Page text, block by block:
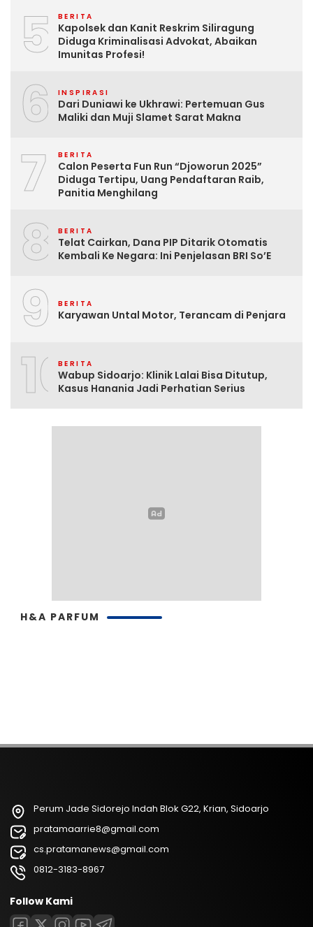
5 BERITA
Kapolsek dan Kanit Reskrim Siliragung
Diduga Kriminalisasi Advokat, Abaikan
Imunitas Profesi!
6 INSPIRASI
Dari Duniawi ke Ukhrawi: Pertemuan Gus
Maliki dan Muji Slamet Sarat Makna
7 BERITA
Calon Peserta Fun Run “Djoworun 2025”
Diduga Tertipu, Uang Pendaftaran Raib,
Panitia Menghilang
8 BERITA
Telat Cairkan, Dana PIP Ditarik Otomatis
Kembali Ke Negara: Ini Penjelasan BRI So’E
9 BERITA
Karyawan Untal Motor, Terancam di Penjara
10BERITA
Wabup Sidoarjo: Klinik Lalai Bisa Ditutup,
Kasus Hanania Jadi Perhatian Serius
H&A PARFUM
Perum Jade Sidorejo Indah Blok G22, Krian, Sidoarjo
pratamaarrie8@gmail.com
cs.pratamanews@gmail.com
0812-3183-8967
Follow Kami